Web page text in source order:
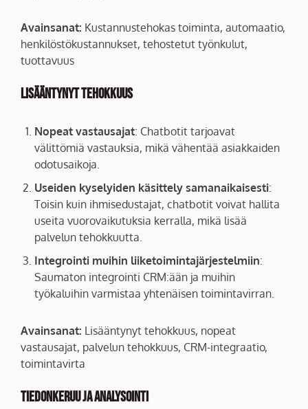
Avainsanat: Kustannustehokas toiminta, automaatio,
henkilöstökustannukset, tehostetut työnkulut,
tuottavuus
Lisääntynyt tehokkuus
Nopeat vastausajat: Chatbotit tarjoavat
välittömiä vastauksia, mikä vähentää asiakkaiden
odotusaikoja.
Useiden kyselyiden käsittely samanaikaisesti:
Toisin kuin ihmisedustajat, chatbotit voivat hallita
useita vuorovaikutuksia kerralla, mikä lisää
palvelun tehokkuutta.
Integrointi muihin liiketoimintajärjestelmiin:
Saumaton integrointi CRM:ään ja muihin
työkaluihin varmistaa yhtenäisen toimintavirran.
Avainsanat: Lisääntynyt tehokkuus, nopeat
vastausajat, palvelun tehokkuus, CRM-integraatio,
toimintavirta
Tiedonkeruu ja analysointi